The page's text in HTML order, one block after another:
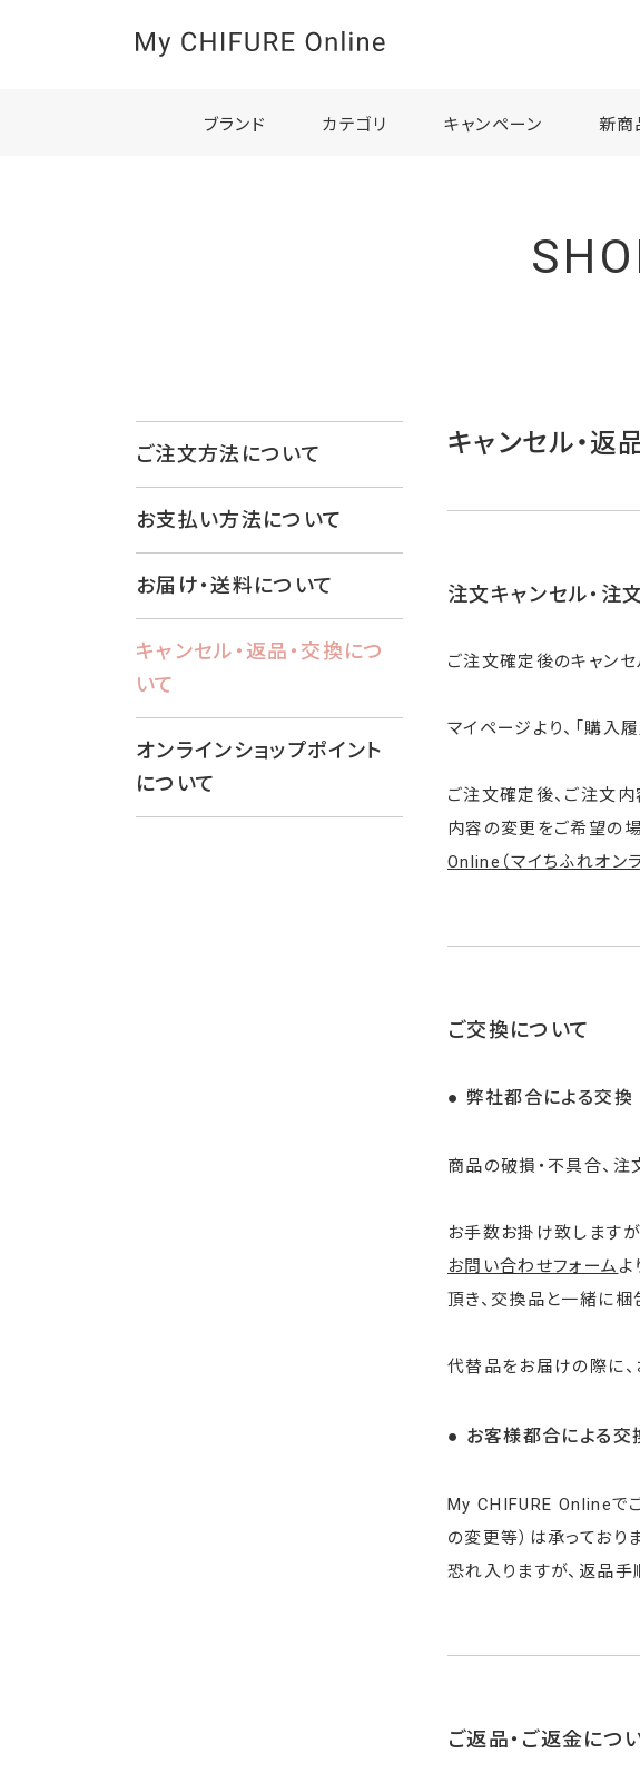
ブランド カテゴリ キャンペーン 新商
ご注文方法について
お支払い方法について
お届け・送料について
キャンセル・返品・交換につ
いて
オンラインショップポイント
について
キャンセル・返
注文キャンセル・注
ご注文確定後のキャン
マイページより、「購入
ご注文確定後、ご注文
内容の変更をご希望の
Online（マイちふれオン
ご交換について
● 弊社都合による交換
商品の破損・不具合、注
お手数お掛け致します
お問い合わせフォーム
頂き、交換品と一緒に梱
代替品をお届けの際に、
● お客様都合による交
My CHIFURE Onlineで
の変更等）は承っており
恐れ入りますが、返品手
ご返品・ご返金につ